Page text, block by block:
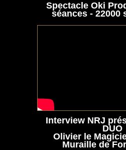
Spectacle Oki
séances - 22000
Interview NRJ
DUO
Olivier le
Muraille de